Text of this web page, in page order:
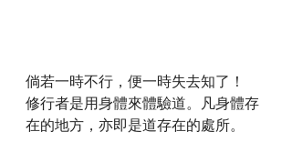
倘若一時不行，便一時失去知了！
修行者是用身體來體驗道。凡身體存
在的地方，亦即是道存在的處所。